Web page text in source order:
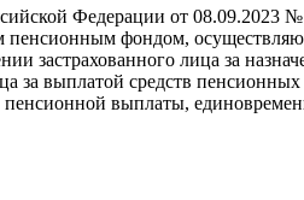
Федерации от 08.09.2023
фондом,
застрахованного лица за
за выплатой средств
выплаты,